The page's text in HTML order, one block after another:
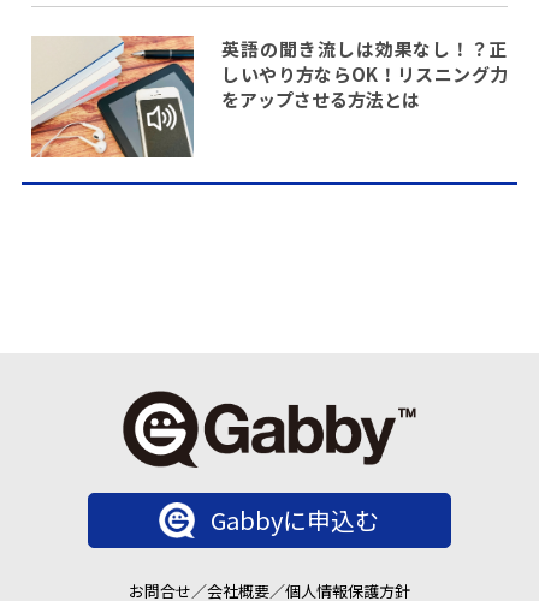
英語の聞き流しは効果なし！？正
しいやり方ならOK！リスニング力
をアップさせる方法とは
Gabbyに申込む
お問合せ／会社概要／個人情報保護方針